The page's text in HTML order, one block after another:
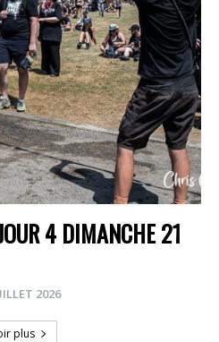
4 DIMANCHE 21
2026
plus